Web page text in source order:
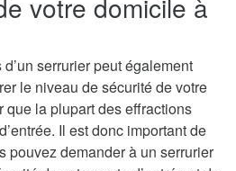
votre domicile à
serrurier peut également
le niveau de sécurité de votre
que la plupart des effractions
Il est donc important de
pouvez demander à un serrurier